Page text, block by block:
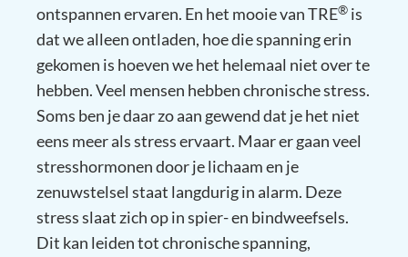
ontspannen ervaren. En het mooie van TRE® is
dat we alleen ontladen, hoe die spanning erin
gekomen is hoeven we het helemaal niet over te
hebben. Veel mensen hebben chronische stress.
Soms ben je daar zo aan gewend dat je het niet
eens meer als stress ervaart. Maar er gaan veel
stresshormonen door je lichaam en je
zenuwstelsel staat langdurig in alarm. Deze
stress slaat zich op in spier- en bindweefsels.
Dit kan leiden tot chronische spanning,